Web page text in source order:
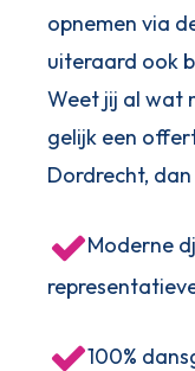
opnemen via
uiteraard ook
Weet jij al wat
gelijk een
Dordrecht,
Moderne
100%